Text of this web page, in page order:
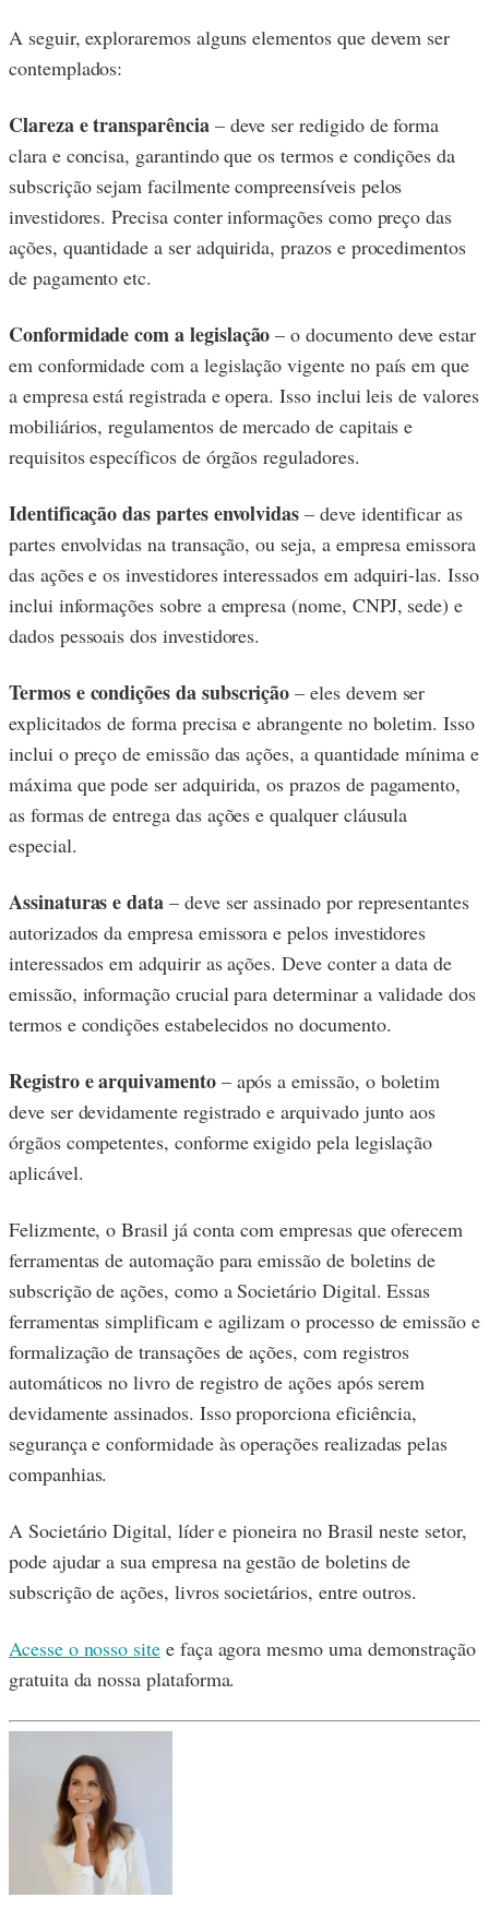
A seguir, exploraremos alguns elementos que devem ser
contemplados:
Clareza e transparência– deve ser redigido de forma
clara e concisa, garantindo que os termos e condições da
subscrição sejam facilmente compreensíveis pelos
investidores. Precisa conter informações como preço das
ações, quantidade a ser adquirida, prazos e procedimentos
de pagamento etc.
Conformidade com a legislação – o documento deve estar
em conformidade com a legislação vigente no país em que
a empresa está registrada e opera. Isso inclui leis de valores
mobiliários, regulamentos de mercado de capitais e
requisitos específicos de órgãos reguladores.
Identificação das partes envolvidas – deve identificar as
partes envolvidas na transação, ou seja, a empresa emissora
das ações e os investidores interessados em adquiri-las. Isso
inclui informações sobre a empresa (nome, CNPJ, sede) e
dados pessoais dos investidores.
Termos e condições da subscrição – eles devem ser
explicitados de forma precisa e abrangente no boletim. Isso
inclui o preço de emissão das ações, a quantidade mínima e
máxima que pode ser adquirida, os prazos de pagamento,
as formas de entrega das ações e qualquer cláusula
especial.
Assinaturas e data – deve ser assinado por representantes
autorizados da empresa emissora e pelos investidores
interessados em adquirir as ações. Deve conter a data de
emissão, informação crucial para determinar a validade dos
termos e condições estabelecidos no documento.
Registro e arquivamento– após a emissão, o boletim
deve ser devidamente registrado e arquivado junto aos
órgãos competentes, conforme exigido pela legislação
aplicável.
Felizmente, o Brasil já conta com empresas que oferecem
ferramentas de automação para emissão de boletins de
subscrição de ações, como a Societário Digital. Essas
ferramentas simplificam e agilizam o processo de emissão e
formalização de transações de ações, com registros
automáticos no livro de registro de ações após serem
devidamente assinados. Isso proporciona eficiência,
segurança e conformidade às operações realizadas pelas
companhias.
A Societário Digital, líder e pioneira no Brasil neste setor,
pode ajudar a sua empresa na gestão de boletins de
subscrição de ações, livros societários, entre outros.
Acesse o nosso sitee faça agora mesmo uma demonstração
gratuita da nossa plataforma.